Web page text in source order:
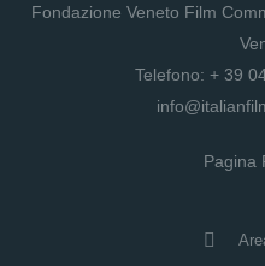
Fondazione Veneto Film
Telefono: + 39
Pagina